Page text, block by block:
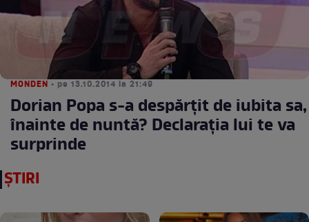
MONDEN • pe 13.10.2014 la 21:49
Dorian Popa s-a despărţit de iubita sa,
înainte de nuntă? Declaraţia lui te va
surprinde
ȘTIRI